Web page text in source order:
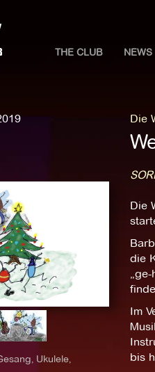
THE CLUB NEWS
Die
Ukulele,
Die
die
Im
bis